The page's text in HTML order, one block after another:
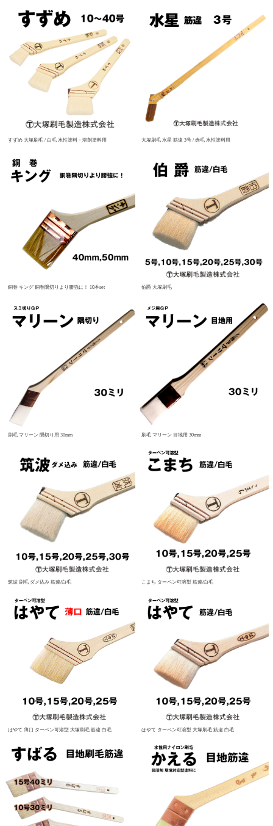
すずめ 大塚刷毛 / 白毛 水性塗料・溶剤塗料用 大塚刷毛 水星 筋違 3号 / 赤毛 水性塗料用
銅巻 キング 銅巻隅切りより腰強に！ 10本set 伯爵 大塚刷毛
刷毛 マリーン 隅切り用 30mm 刷毛 マリーン 目地用 30mm
筑波 刷毛 ダメ込み 筋違/白毛 こまち ターペン可溶型 筋違/白毛
はやて 薄口 ターペン可溶型 大塚刷毛 筋違 白毛 はやて ターペン可溶型 大塚刷毛 筋違 白毛